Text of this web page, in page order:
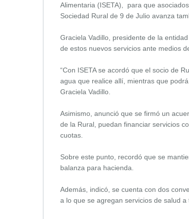
Alimentaria (ISETA), para que
Sociedad Rural de 9 de Julio avanza
Graciela Vadillo, presidente de la
de estos nuevos servicios ante medios
“Con ISETA se acordó que el socio de
agua que realice allí, mientras que
Graciela Vadillo.
Asimismo, anunció que se firmó un
de la Rural, puedan financiar servicios
cuotas.
Sobre este punto, recordó que se
balanza para hacienda.
Además, indicó, se cuenta con dos
a lo que se agregan servicios de salud